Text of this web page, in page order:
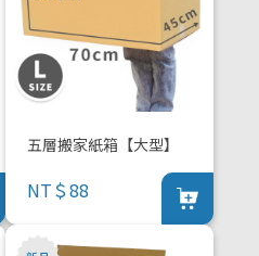
五層搬家紙箱【大型】
NT＄88